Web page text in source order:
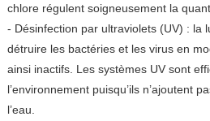
chlore régulent soigneusement la
- Désinfection par ultraviolets (UV) : la
détruire les bactéries et les virus en
ainsi inactifs. Les systèmes UV sont
l’environnement puisqu’ils n’ajoutent
l’eau.